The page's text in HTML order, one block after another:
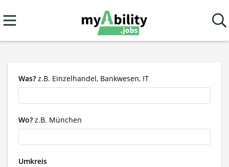
Was? z.B. Einzelhandel, Bankwesen, IT
Wo? z.B. München
Umkreis